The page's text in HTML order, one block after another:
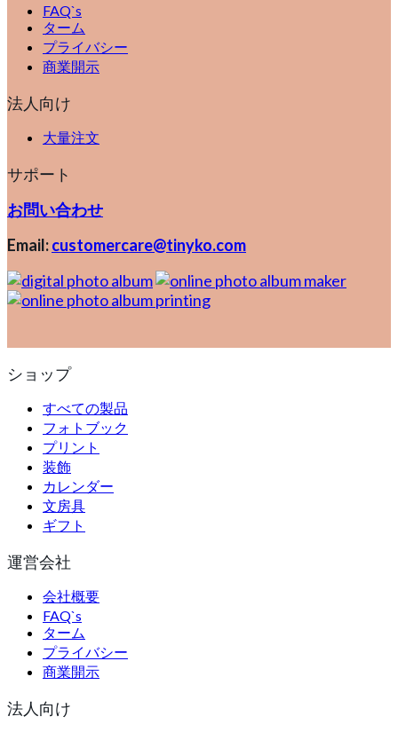
FAQ`s
ターム
プライバシー
商業開示
法人向け
大量注文
サポート
お問い合わせ
Email:customercare@tinyko.com
ショップ
すべての製品
フォトブック
プリント
装飾
カレンダー
文房具
ギフト
運営会社
会社概要
FAQ`s
ターム
プライバシー
商業開示
法人向け